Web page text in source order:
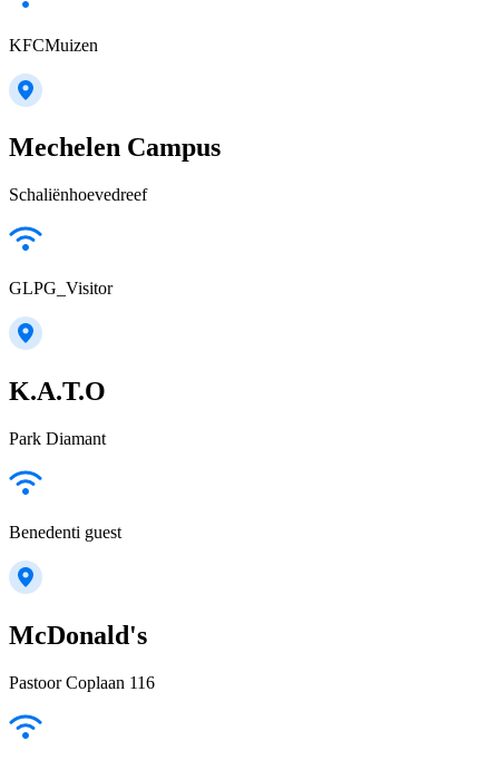
KFCMuizen
Mechelen Campus
Schaliënhoevedreef
GLPG_Visitor
K.A.T.O
Park Diamant
Benedenti guest
McDonald's
Pastoor Coplaan 116